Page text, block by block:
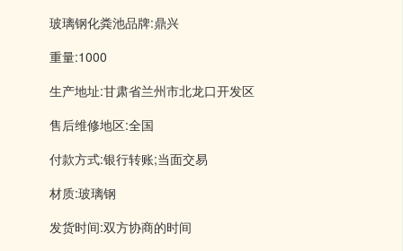
玻璃钢化粪池品牌:鼎兴
重量:1000
生产地址:甘肃省兰州市北龙口开发区
售后维修地区:全国
付款方式:银行转账;当面交易
材质:玻璃钢
发货时间:双方协商的时间